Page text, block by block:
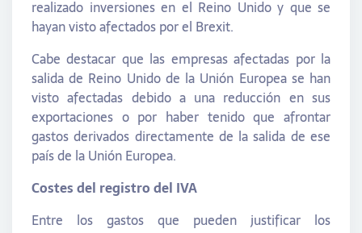
realizado inversiones en el Reino Unido y que se
hayan visto afectados por el Brexit.
Cabe destacar que las empresas afectadas por la
salida de Reino Unido de la Unión Europea se han
visto afectadas debido a una reducción en sus
exportaciones o por haber tenido que afrontar
gastos derivados directamente de la salida de ese
país de la Unión Europea.
Costes del registro del IVA
Entre los gastos que pueden justificar los